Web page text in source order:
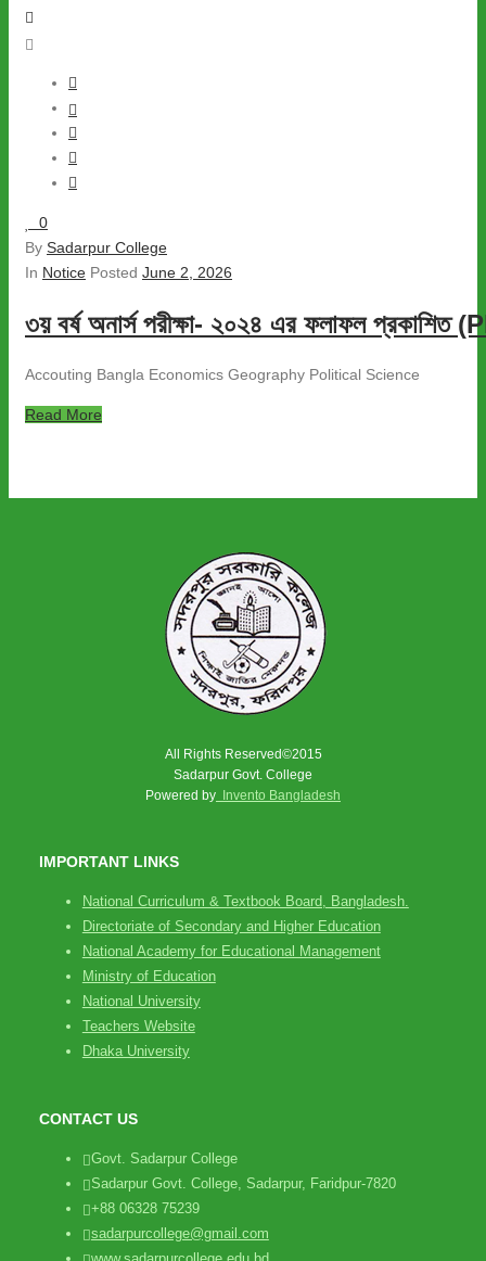
0
By Sadarpur College
In Notice Posted June 2, 2026
৩য় বর্ষ অনার্স পরীক্ষা- ২০২৪ এর ফলাফল প্রকাশিত
Accouting Bangla Economics Geography Political Science
Read More
All Rights Reserved©2015
Sadarpur Govt. College
Powered by Invento Bangladesh
IMPORTANT LINKS
National Curriculum & Textbook Board, Bangladesh.
Directoriate of Secondary and Higher Education
National Academy for Educational Management
Ministry of Education
National University
Teachers Website
Dhaka University
CONTACT US
Govt. Sadarpur College
Sadarpur Govt. College, Sadarpur, Faridpur-7820
+88 06328 75239
sadarpurcollege@gmail.com